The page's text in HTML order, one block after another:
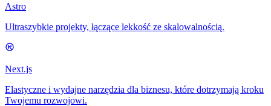
Astro
Ultraszybkie projekty, łączące lekkość ze skalowalnością.
Next.js
Elastyczne i wydajne narzędzia dla biznesu, które dotrzymają kroku
Twojemu rozwojowi.